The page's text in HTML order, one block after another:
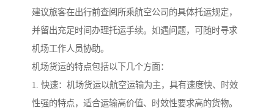
建议旅客在出行前查阅所乘航空公司的具体托运规定，
并留出充足时间办理托运手续。如遇问题，可随时寻求
机场工作人员协助。
机场货运的特点包括以下几个方面：
1. 快速：机场货运以航空运输为主，具有速度快、时效
性强的特点，适合运输高价值、时效性要求高的货物。